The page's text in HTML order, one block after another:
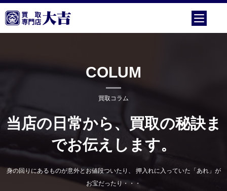
COLUM
買取コラム
当店の日常から、買取の秘訣ま
でお伝えします。
身の回りにあるものが意外とお値段ついたり、 押入れに入っていた「あれ」が
お宝だったり・・・